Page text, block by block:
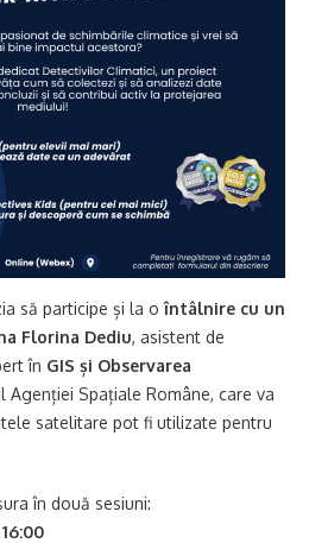
să participe și la oîntâlnire cu un
Florina Dediu, asistent de
în GIS și Observarea
Agenției Spațiale Române, care va
satelitare pot fi utilizate pentru
în două sesiuni: